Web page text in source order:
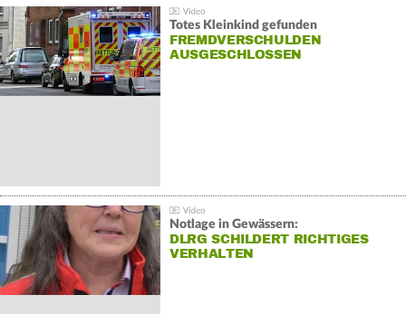
Totes Kleinkind gefunden
FREMDVERSCHULDEN
AUSGESCHLOSSEN
Notlage in Gewässern:
DLRG SCHILDERT RICHTIGES
VERHALTEN